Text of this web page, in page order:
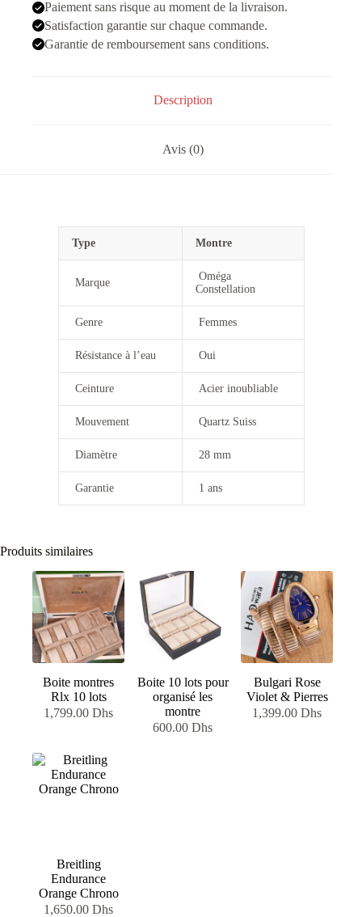
Paiement sans risque au moment de la livraison.
Satisfaction garantie sur chaque commande.
Garantie de remboursement sans conditions.
Description
Avis (0)
Type Montre
Marque
Oméga
Constellation
Genre Femmes
Résistance à l’eau Oui
Ceinture Acier inoubliable
Mouvement Quartz Suiss
Diamètre 28 mm
Garantie 1 ans
Produits similaires
Boite montres
Rlx 10 lots
1,799.00Dhs
Boite 10 lots pour
organisé les
montre
600.00Dhs
Bulgari Rose
Violet & Pierres
1,399.00Dhs
Breitling
Endurance
Orange Chrono
1,650.00Dhs